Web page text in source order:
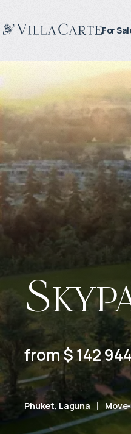
For
from $ 142
Phuket, Laguna